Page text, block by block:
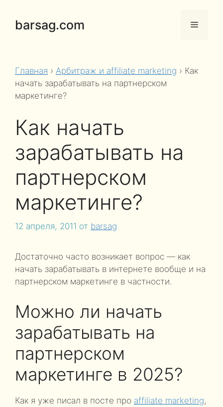
содержимому
barsag.com Меню
Главная › Арбитраж и affiliate marketing › Как
начать зарабатывать на партнерском
маркетинге?
Как начать
зарабатывать на
партнерском
маркетинге?
12 апреля, 2011 от barsag
Достаточно часто возникает вопрос — как
начать зарабатывать в интернете вообще и на
партнерском маркетинге в частности.
Можно ли начать
зарабатывать на
партнерском
маркетинге в 2025?
Как я уже писал в посте про affiliate marketing,